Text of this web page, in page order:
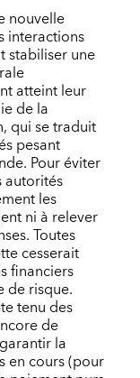
nouvelle
interactions
stabiliser une
atteint leur
de la
qui se traduit
pesant
Pour éviter
autorités
les
ni à relever
Toutes
cesserait
financiers
de risque.
tenu des
de
la
en cours (pour